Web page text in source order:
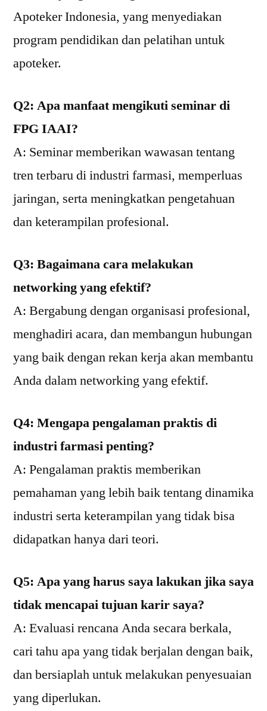
Apoteker Indonesia, yang menyediakan
program pendidikan dan pelatihan untuk
apoteker.
Q2: Apa manfaat mengikuti seminar di
FPG IAAI?
A: Seminar memberikan wawasan tentang
tren terbaru di industri farmasi, memperluas
jaringan, serta meningkatkan pengetahuan
dan keterampilan profesional.
Q3: Bagaimana cara melakukan
networking yang efektif?
A: Bergabung dengan organisasi profesional,
menghadiri acara, dan membangun hubungan
yang baik dengan rekan kerja akan membantu
Anda dalam networking yang efektif.
Q4: Mengapa pengalaman praktis di
industri farmasi penting?
A: Pengalaman praktis memberikan
pemahaman yang lebih baik tentang dinamika
industri serta keterampilan yang tidak bisa
didapatkan hanya dari teori.
Q5: Apa yang harus saya lakukan jika saya
tidak mencapai tujuan karir saya?
A: Evaluasi rencana Anda secara berkala,
cari tahu apa yang tidak berjalan dengan baik,
dan bersiaplah untuk melakukan penyesuaian
yang diperlukan.